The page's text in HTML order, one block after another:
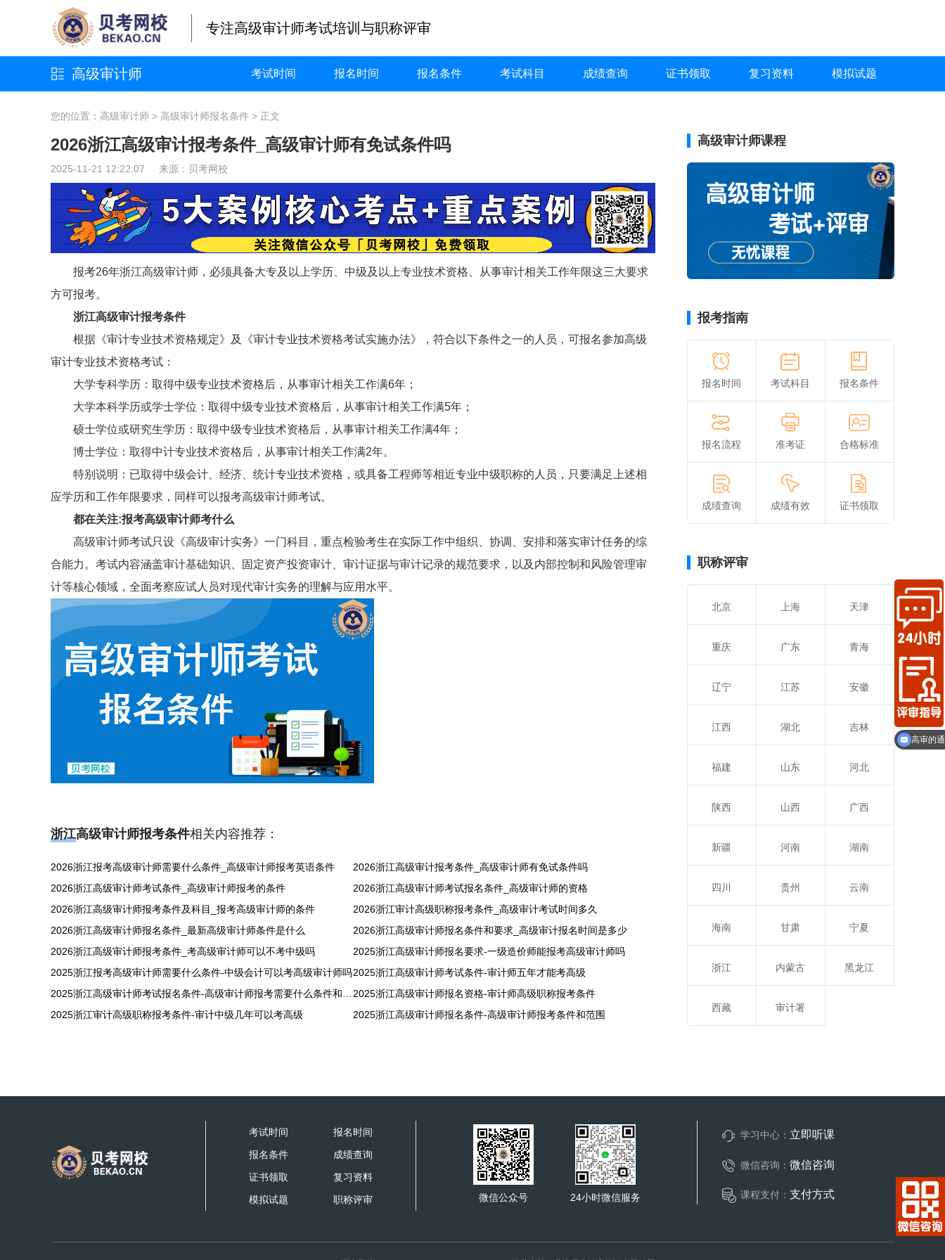
专注高级审计师考试培训与职称评审
高级审计师 考试时间 报名时间 报名条件 考试科目 成绩查询 证书领取 复习资料 模拟试题
您的位置： 高级审计师 > 高级审计师报名条件 > 正文
2026浙江高级审计报考条件_高级审计师有免试条件吗
2025-11-21 12:22:07 来源： 贝考网校
报考26年浙江高级审计师，必须具备大专及以上学历、中级及以上专业技术资格、从事审计相关工作年限这三大要求
方可报考。
浙江高级审计报考条件
根据《审计专业技术资格规定》及《审计专业技术资格考试实施办法》，符合以下条件之一的人员，可报名参加高级
审计专业技术资格考试：
大学专科学历：取得中级专业技术资格后，从事审计相关工作满6年；
大学本科学历或学士学位：取得中级专业技术资格后，从事审计相关工作满5年；
硕士学位或研究生学历：取得中级专业技术资格后，从事审计相关工作满4年；
博士学位：取得中计专业技术资格后，从事审计相关工作满2年。
特别说明：已取得中级会计、经济、统计专业技术资格，或具备工程师等相近专业中级职称的人员，只要满足上述相
应学历和工作年限要求，同样可以报考高级审计师考试。
都在关注:报考高级审计师考什么
高级审计师考试只设《高级审计实务》一门科目，重点检验考生在实际工作中组织、协调、安排和落实审计任务的综
合能力。考试内容涵盖审计基础知识、固定资产投资审计、审计证据与审计记录的规范要求，以及内部控制和风险管理审
计等核心领域，全面考察应试人员对现代审计实务的理解与应用水平。
浙江高级审计师报考条件相关内容推荐：
2026浙江报考高级审计师需要什么条件_高级审计师报考英语条件
2026浙江高级审计报考条件_高级审计师有免试条件吗
2026浙江高级审计师考试条件_高级审计师报考的条件
2026浙江高级审计师考试报名条件_高级审计师的资格
2026浙江高级审计师报考条件及科目_报考高级审计师的条件
2026浙江审计高级职称报考条件_高级审计考试时间多久
2026浙江高级审计师报名条件_最新高级审计师条件是什么
2026浙江高级审计师报名条件和要求_高级审计报名时间是多少
2026浙江高级审计师报考条件_考高级审计师可以不考中级吗
2025浙江高级审计师报名要求-一级造价师能报考高级审计师吗
2025浙江报考高级审计师需要什么条件-中级会计可以考高级审计师吗2025浙江高级审计师考试条件-审计师五年才能考高级
2025浙江高级审计师报名资格-审计师高级职称报考条件
2025浙江审计高级职称报考条件-审计中级几年可以考高级
2025浙江高级审计师报名条件-高级审计师报考条件和范围
高级审计师课程
报考指南
报名时间 考试科目 报名条件
报名流程 准考证 合格标准
成绩查询 成绩有效 证书领取
职称评审
北京 上海 天津
重庆 广东 青海
辽宁 江苏 安徽
江西 湖北 吉林
福建 山东 河北
陕西 山西 广西
新疆 河南 湖南
四川 贵州 云南
海南 甘肃 宁夏
浙江 内蒙古 黑龙江
西藏 审计署
考试时间
报名时间
报名条件
成绩查询
证书领取
复习资料
模拟试题
职称评审 微信公众号 24小时微信服务
学习中心： 立即听课
微信咨询： 微信咨询
课程支付： 支付方式
高审的